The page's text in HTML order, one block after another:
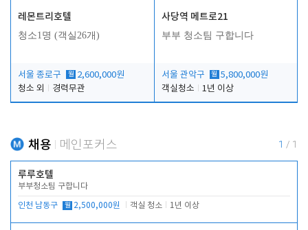
레몬트리호텔
청소1명 (객실26개)
서울 종로구 월 2,600,000원
청소 외
경력무관
사당역 메트로21
부부 청소팀 구합니다
서울 관악구 월 5,800,000원
객실청소
1년 이상
채용 메인포커스 1 / 1
루루호텔
부부청소팀 구합니다
인천 남동구 월 2,500,000원 객실 청소 1년 이상